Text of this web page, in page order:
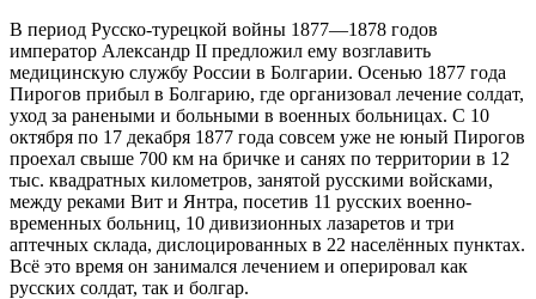
В период Русско-турецкой войны 1877—1878 годов
император Александр II предложил ему возглавить
медицинскую службу России в Болгарии. Осенью 1877 года
Пирогов прибыл в Болгарию, где организовал лечение солдат,
уход за ранеными и больными в военных больницах. С 10
октября по 17 декабря 1877 года совсем уже не юный Пирогов
проехал свыше 700 км на бричке и санях по территории в 12
тыс. квадратных километров, занятой русскими войсками,
между реками Вит и Янтра, посетив 11 русских военно-
временных больниц, 10 дивизионных лазаретов и три
аптечных склада, дислоцированных в 22 населённых пунктах.
Всё это время он занимался лечением и оперировал как
русских солдат, так и болгар.